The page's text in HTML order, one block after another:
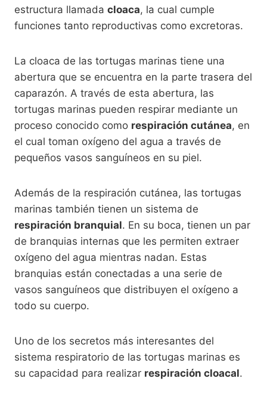
estructura llamada cloaca, la cual cumple
funciones tanto reproductivas como excretoras.
La cloaca de las tortugas marinas tiene una
abertura que se encuentra en la parte trasera del
caparazón. A través de esta abertura, las
tortugas marinas pueden respirar mediante un
proceso conocido como respiración cutánea, en
el cual toman oxígeno del agua a través de
pequeños vasos sanguíneos en su piel.
Además de la respiración cutánea, las tortugas
marinas también tienen un sistema de
respiración branquial. En su boca, tienen un par
de branquias internas que les permiten extraer
oxígeno del agua mientras nadan. Estas
branquias están conectadas a una serie de
vasos sanguíneos que distribuyen el oxígeno a
todo su cuerpo.
Uno de los secretos más interesantes del
sistema respiratorio de las tortugas marinas es
su capacidad para realizar respiración cloacal.